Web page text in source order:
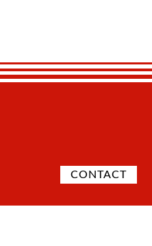
CONTACT